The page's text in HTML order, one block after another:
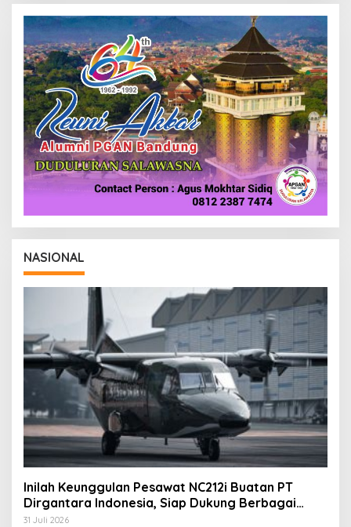
NASIONAL
Inilah Keunggulan Pesawat NC212i Buatan PT
Dirgantara Indonesia, Siap Dukung Berbagai
Operasi TNI
31 Juli 2026